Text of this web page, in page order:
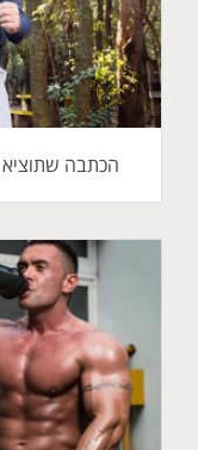
הכתבה